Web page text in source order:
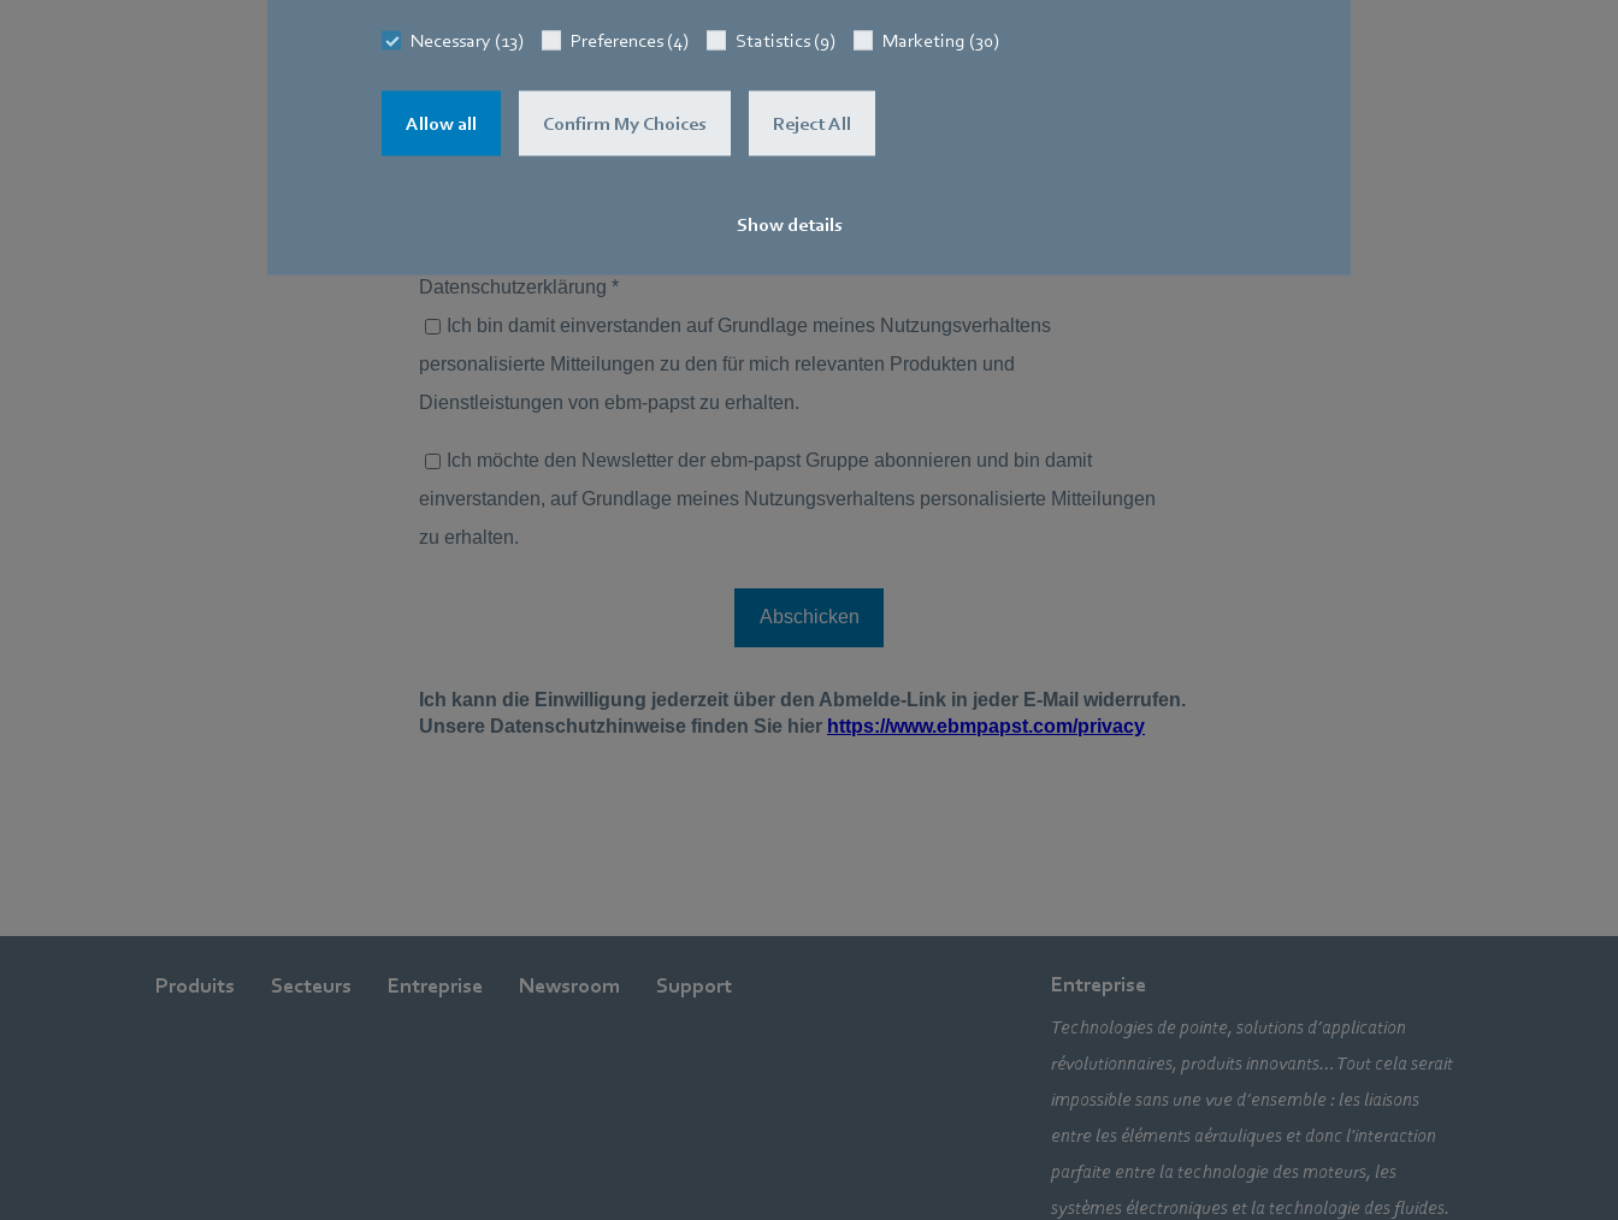
Necessary (13) Preferences (4) Statistics (9) Marketing (30)
Allow all Confirm My Choices Reject All
Show details
Produits Secteurs Entreprise Newsroom Support Entreprise
Technologies de pointe, solutions d’application
révolutionnaires, produits innovants… Tout cela serait
impossible sans une vue d’ensemble : les liaisons
entre les éléments aérauliques et donc l'interaction
parfaite entre la technologie des moteurs, les
systèmes électroniques et la technologie des fluides.